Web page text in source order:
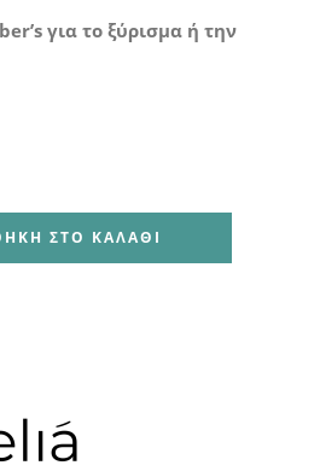
για το ξύρισμα ή την
ΣΤΟ ΚΑΛΆΘΙ